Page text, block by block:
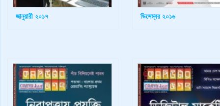
জানুয়ারী ২০১৭ ডিসেম্বর ২০১৬